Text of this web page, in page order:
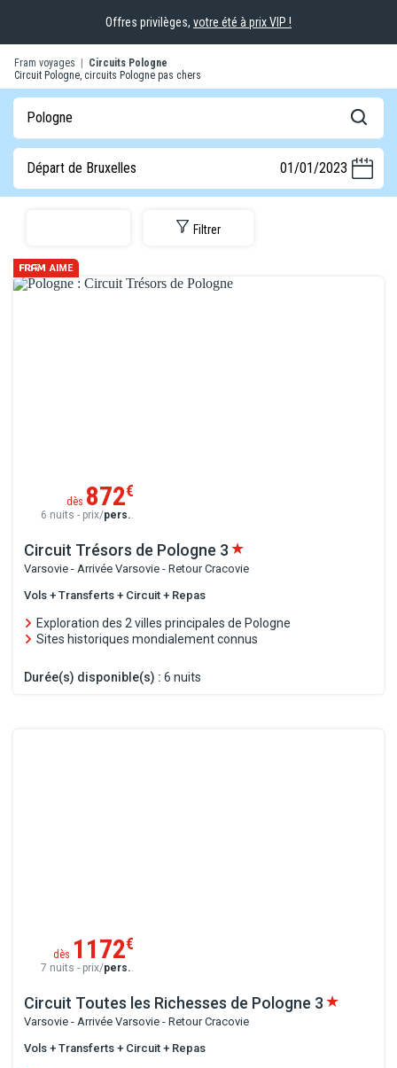
Offres privilèges, votre été à prix VIP !
Fram voyages
Circuits Pologne
Circuit Pologne, circuits Pologne pas chers
Pologne
Départ de Bruxelles 01/01/2023
Filtrer
Circuit Trésors de Pologne 3
Varsovie - Arrivée Varsovie - Retour Cracovie
Vols + Transferts + Circuit + Repas
Exploration des 2 villes principales de Pologne
Sites historiques mondialement connus
Durée(s) disponible(s) : 6 nuits
dès 872€
6 nuits - prix/pers..
AIME
Circuit Toutes les Richesses de Pologne 3
Varsovie - Arrivée Varsovie - Retour Cracovie
Vols + Transferts + Circuit + Repas
dès 1172€
7 nuits - prix/pers..